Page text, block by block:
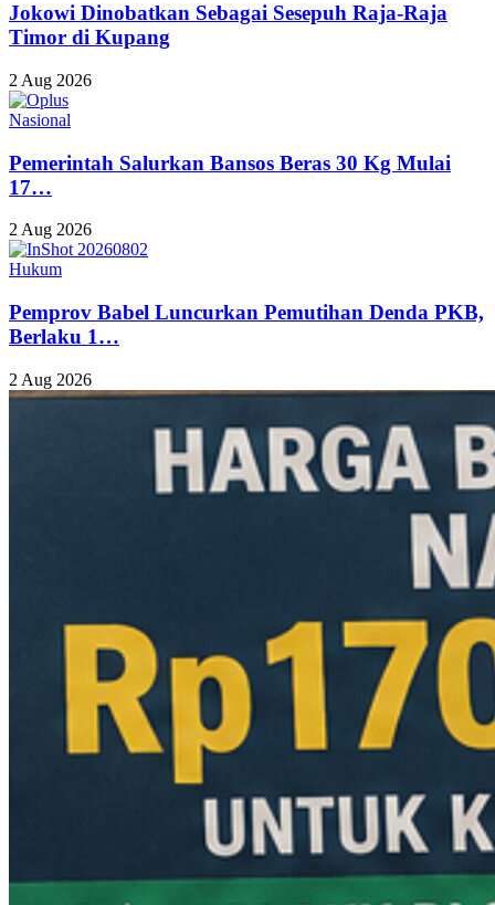
Jokowi Dinobatkan Sebagai Sesepuh Raja-Raja
Timor di Kupang
2 Aug 2026
Nasional
Pemerintah Salurkan Bansos Beras 30 Kg Mulai
17…
2 Aug 2026
Hukum
Pemprov Babel Luncurkan Pemutihan Denda PKB,
Berlaku 1…
2 Aug 2026